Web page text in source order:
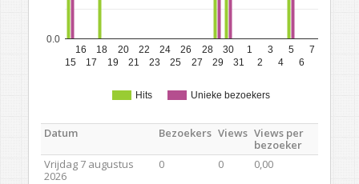
Hits Unieke bezoekers
15
16
17
18
19
20
21
22
23
24
25
26
27
28
29
30
31
1
2
3
4
5
6
7
0.0
Datum Bezoekers Views Views per
bezoeker
Vrijdag 7 augustus
2026
0 0 0,00